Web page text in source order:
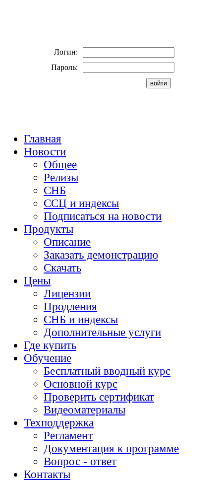
Логин:
Пароль:
Главная
Новости
Общее
Релизы
СНБ
ССЦ и индексы
Подписаться на новости
Продукты
Описание
Заказать демонстрацию
Скачать
Цены
Лицензии
Продления
СНБ и индексы
Дополнительные услуги
Где купить
Обучение
Бесплатный вводный курс
Основной курс
Проверить сертификат
Видеоматериалы
Техподдержка
Регламент
Документация к программе
Вопрос - ответ
Контакты